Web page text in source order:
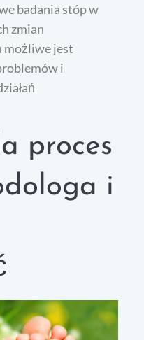
badania stóp w
zmian
możliwe jest
i
proces
i